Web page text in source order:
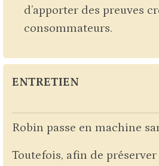
d’apporter des preuves
consommateurs.
ENTRETIEN
Robin passe en machine
Toutefois, afin de